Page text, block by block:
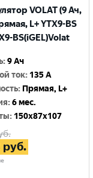
VOLAT (9 Ач,
L+ YTX9-BS
BS(iGEL)Volat
:9 Ач
ток: 135 A
: Прямая, L+
:6 мес.
: 150x87x107
руб.